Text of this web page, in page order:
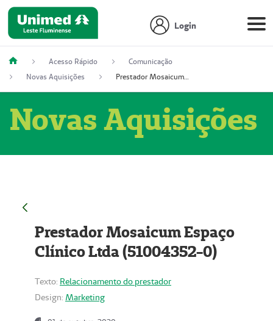
Login
Acesso Rápido
Comunicação
Novas Aquisições
Prestador Mosaicum Espaço Clínico Ltda (51004352-0)
Novas Aquisições
Prestador Mosaicum Espaço
Clínico Ltda (51004352-0)
Texto: Relacionamento do prestador
Design: Marketing